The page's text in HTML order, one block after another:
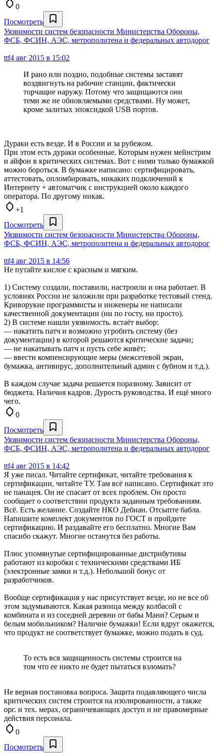
0
Посмотреть
Уязвимости систем безопасности Министерства Обороны,
ФСБ, ФСИН, АЭС, метрополитена и федеральных автодорог
ttf4 авг 2015 в 15:02
И рано или поздно, подобные системы заставят
воздвигнуть на рабочие станции, фактически
торчащие наружу. Потому что защищаются они
теми же не обновляемыми средствами. Ну может,
кроме залитых эпоксидкой USB портов.
Дураки есть везде. И в России и за рубежом.
При этом есть дураки особенные. Которым нужен мейнстрим
и айфон в критических системах. Вот с ними только бумажкой
можно бороться. В бумажке написано: сертифицировать,
аттестовать, опломбировать, никаких подключений к
Интернету + автоматчик с инструкцией около каждого
оператора. По другому никак.
+1
Посмотреть
Уязвимости систем безопасности Министерства Обороны,
ФСБ, ФСИН, АЭС, метрополитена и федеральных автодорог
ttf4 авг 2015 в 14:56
Не путайте кислое с красным и мягким.
1) Систему создали, поставили, настроили и она работает. В
условиях России не заложили при разработке тестовый стенд.
Криворукие программисты и инженеры не написали
качественной документации (ни по госту, ни просто).
2) В системе нашли уязвимость. встаёт выбор:
— накатить патч и возможно угробить систему (без
документации) в которой решаются критические задачи;
— не накатывать патч и пусть себе живёт;
— ввести компенсирующие меры (межсетевой экран,
бумажка, антивирус, дополнительный админ с бубном и т.д.).
В каждом случае задача решается поразному. Зависит от
бюджета. Наличия кадров. Дурость руководства. И ещё много
чего.
0
Посмотреть
Уязвимости систем безопасности Министерства Обороны,
ФСБ, ФСИН, АЭС, метрополитена и федеральных автодорог
ttf4 авг 2015 в 14:42
Я уже писал. Читайте сертификат, читайте требования к
сертификации, читайте ТУ. Там всё написано. Сертификат это
не панацея. Он не спасает от всех проблем. Он просто
сообщает о соответствии продукта заданным требованиям.
Всё. Есть желание. Создайте НКО Дебиан. Отсыпте бабла.
Напишите комплект документов по ГОСТ и пройдите
сертификацию. И раздавайте его бесплатно. Многие Вам
спасибо скажут. Многие останутся без работы.
Плюс упомянутые сертифицированные дистрибутивы
работают из коробки с техническими средствами ИБ
(электронные замки и т.д.). Небольшой бонус от
разработчиков.
Вообще сертификация у нас присутствует везде, но не все об
этом задумываются. Какая разница между колбасой с
комбината и из соседней деревни от бабы Мани? Серым и
белым мобильником? Наличие бумажки! Если вдруг окажется,
что продукт не соответствует бумажке, можно подать в суд.
То есть вся защищенность системы строится на
том что ее никто не будет пытаться взломать?
Не верная постановка вопроса. Защита подавляющего числа
критических систем строится на изолированности, а также
орг. и тех. мерах, ограничевающих доступ и не правомерные
действия персонала.
0
Посмотреть